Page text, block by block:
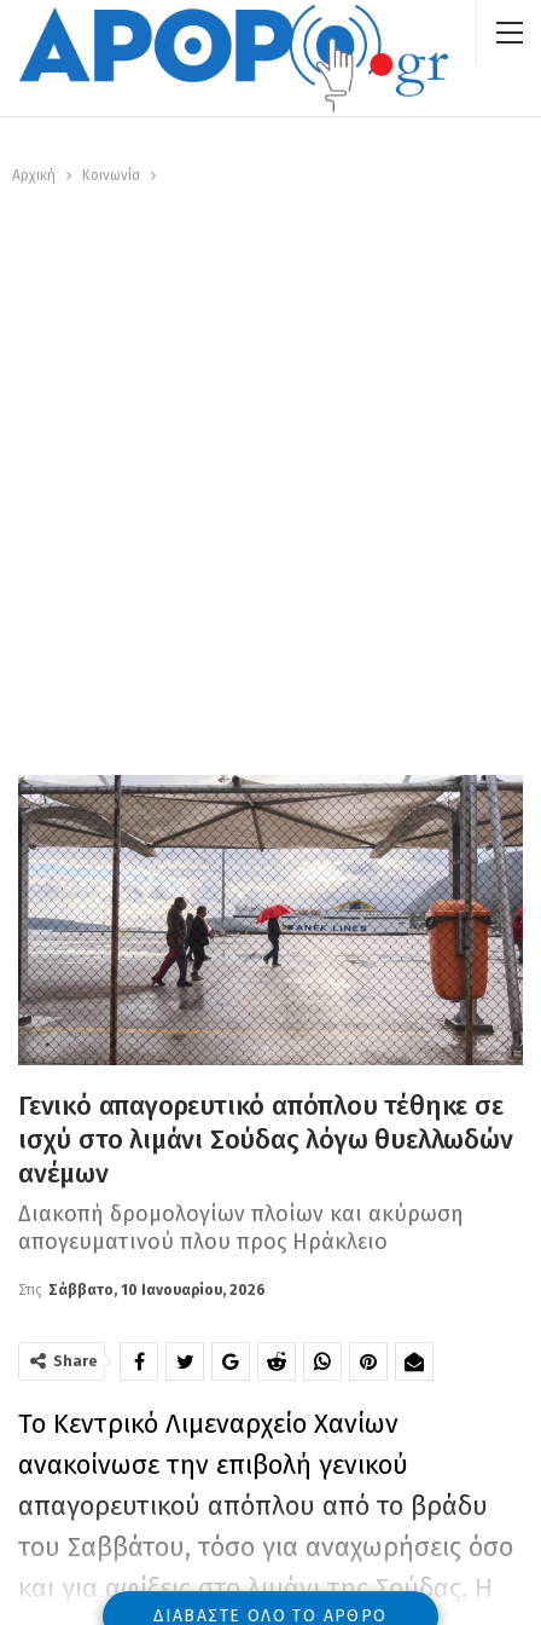
Αρχική Κοινωνία
Γενικό απαγορευτικό απόπλου τέθηκε σε
ισχύ στο λιμάνι Σούδας λόγω θυελλωδών
ανέμων
Διακοπή δρομολογίων πλοίων και ακύρωση
απογευματινού πλου προς Ηράκλειο
Στις Σάββατο, 10 Ιανουαρίου, 2026
Share
Το Κεντρικό Λιμεναρχείο Χανίων
ανακοίνωσε την επιβολή γενικού
απαγορευτικού απόπλου από το βράδυ
του Σαββάτου, τόσο για αναχωρήσεις όσο
και για αφίξεις στο λιμάνι της Σούδας. Η
ΔΙΑΒΆΣΤΕ ΌΛΟ ΤΟ ΆΡΘΡΟ